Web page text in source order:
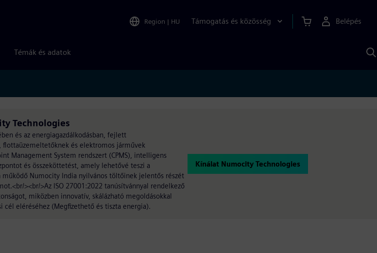
Region | HU Támogatás és közösség Belépés
Témák és adatok
Technologies
és az energiagazdálkodásban, fejlett
és elektromos járművek
Management System rendszert (CPMS), intelligens
és összeköttetést, amely lehetővé teszi a
Numocity India nyilvános töltőinek jelentős részét
><br/>Az ISO 27001:2022 tanúsítvánnyal rendelkező
miközben innovatív, skálázható megoldásokkal
cél eléréséhez (Megfizethető és tiszta energia).
Kínálat Numocity Technologies